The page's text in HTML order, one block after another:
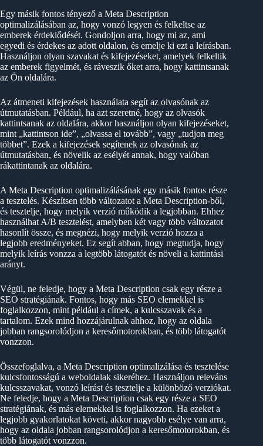
Egy másik fontos tényező a Meta Description
optimalizálásában az, hogy vonzó legyen és felkeltse az
emberek érdeklődését. Gondoljon arra, hogy mi az, ami
egyedi és érdekes az adott oldalon, és emelje ki ezt a leírásban.
Használjon olyan szavakat és kifejezéseket, amelyek felkeltik
az emberek figyelmét, és ráveszik őket arra, hogy kattintsanak
az Ön oldalára.
Az átmeneti kifejezések használata segít az olvasónak az
útmutatásban. Például, ha azt szeretné, hogy az olvasók
kattintsanak az oldalára, akkor használjon olyan kifejezéseket,
mint „kattintson ide”, „olvassa el tovább”, vagy „tudjon meg
többet”. Ezek a kifejezések segítenek az olvasónak az
útmutatásban, és növelik az esélyét annak, hogy valóban
rákattintanak az oldalára.
A Meta Description optimalizálásának egy másik fontos része
a tesztelés. Készítsen több változatot a Meta Description-ből,
és tesztelje, hogy melyik verzió működik a legjobban. Ehhez
használhat A/B tesztelést, amelyben két vagy több változatot
hasonlít össze, és megnézi, hogy melyik verzió hozza a
legjobb eredményeket. Ez segít abban, hogy megtudja, hogy
melyik leírás vonzza a legtöbb látogatót és növeli a kattintási
arányt.
Végül, ne feledje, hogy a Meta Description csak egy része a
SEO stratégiának. Fontos, hogy más SEO elemekkel is
foglalkozzon, mint például a címek, a kulcsszavak és a
tartalom. Ezek mind hozzájárulnak ahhoz, hogy az oldala
jobban rangsorolódjon a keresőmotorokban, és több látogatót
vonzzon.
Összefoglalva, a Meta Description optimalizálása és tesztelése
kulcsfontosságú a weboldalak sikeréhez. Használjon releváns
kulcsszavakat, vonzó leírást és tesztelje a különböző verziókat.
Ne feledje, hogy a Meta Description csak egy része a SEO
stratégiának, és más elemekkel is foglalkozzon. Ha ezeket a
legjobb gyakorlatokat követi, akkor nagyobb esélye van arra,
hogy az oldala jobban rangsorolódjon a keresőmotorokban, és
több látogatót vonzzon.